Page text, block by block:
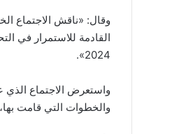
وقال: «ناقش الاجتماع
القادمة للاستمرار في
2024».
واستعرض الاجتماع الذي
والخطوات التي قامت بها، وأيضاً